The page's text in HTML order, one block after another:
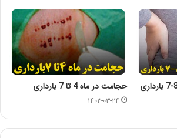
حجامت در ماه 4 تا 7 بارداری
۱۴۰۳-۰۳-۲۴